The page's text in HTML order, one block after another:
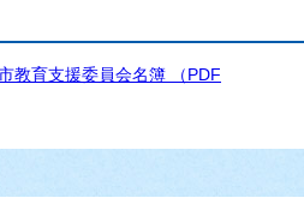
育支援委員会名簿 （PDF